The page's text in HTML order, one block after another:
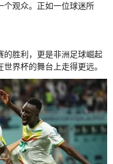
个观众。正如一位球迷所
的胜利，更是非洲足球崛起
界杯的舞台上走得更远。